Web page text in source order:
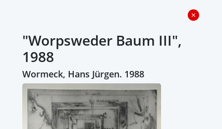
"Worpsweder Baum III",
1988
Wormeck, Hans Jürgen. 1988